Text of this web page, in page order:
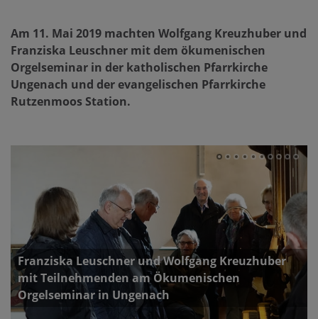
Am 11. Mai 2019 machten Wolfgang Kreuzhuber und
Franziska Leuschner mit dem ökumenischen
Orgelseminar in der katholischen Pfarrkirche
Ungenach und der evangelischen Pfarrkirche
Rutzenmoos Station.
Franziska Leuschner und Wolfgang Kreuzhuber
mit Teilnehmenden am Ökumenischen
Orgelseminar in Ungenach